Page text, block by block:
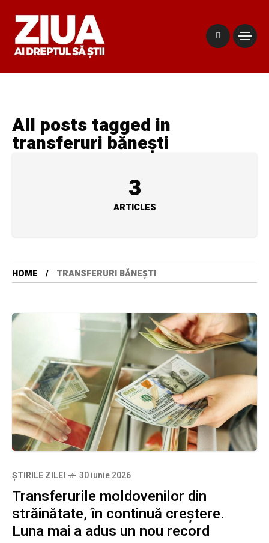
All posts tagged in
transferuri bănești
3
ARTICLES
HOME TRANSFERURI BĂNEȘTI
ȘTIRILE ZILEI 30 iunie 2026
Transferurile moldovenilor din
străinătate, în continuă creștere.
Luna mai a adus un nou record